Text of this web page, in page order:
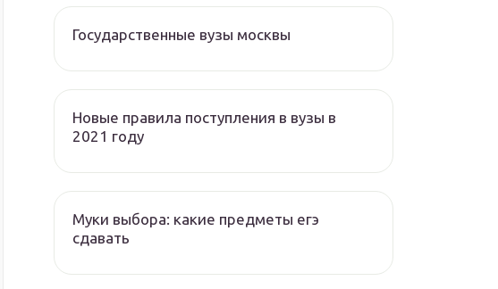
Государственные вузы москвы
Новые правила поступления в вузы в
2021 году
Муки выбора: какие предметы егэ
сдавать